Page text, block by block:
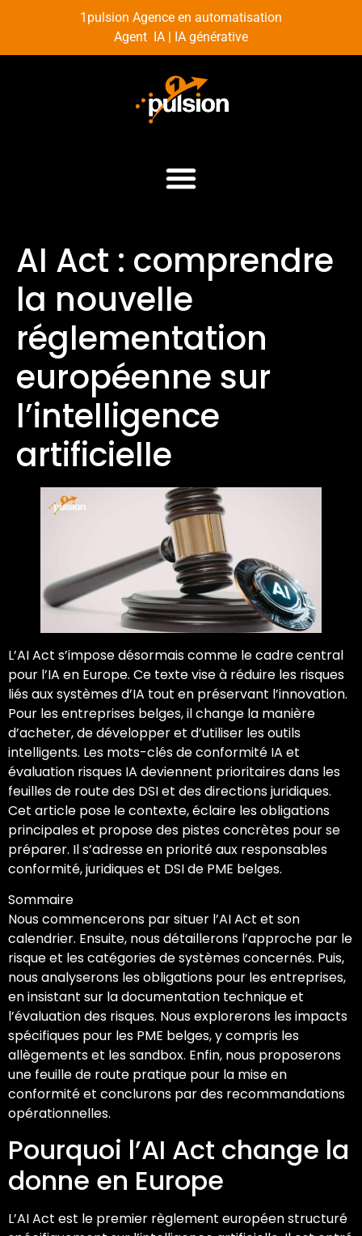
1pulsion Agence en automatisation
Agent IA | IA générative
AI Act : comprendre
la nouvelle
réglementation
européenne sur
l’intelligence
artificielle
L’AI Act s’impose désormais comme le cadre central
pour l’IA en Europe. Ce texte vise à réduire les risques
liés aux systèmes d’IA tout en préservant l’innovation.
Pour les entreprises belges, il change la manière
d’acheter, de développer et d’utiliser les outils
intelligents. Les mots-clés de conformité IA et
évaluation risques IA deviennent prioritaires dans les
feuilles de route des DSI et des directions juridiques.
Cet article pose le contexte, éclaire les obligations
principales et propose des pistes concrètes pour se
préparer. Il s’adresse en priorité aux responsables
conformité, juridiques et DSI de PME belges.
Sommaire
Nous commencerons par situer l’AI Act et son
calendrier. Ensuite, nous détaillerons l’approche par le
risque et les catégories de systèmes concernés. Puis,
nous analyserons les obligations pour les entreprises,
en insistant sur la documentation technique et
l’évaluation des risques. Nous explorerons les impacts
spécifiques pour les PME belges, y compris les
allègements et les sandbox. Enfin, nous proposerons
une feuille de route pratique pour la mise en
conformité et conclurons par des recommandations
opérationnelles.
Pourquoi l’AI Act change la
donne en Europe
L’AI Act est le premier règlement européen structuré